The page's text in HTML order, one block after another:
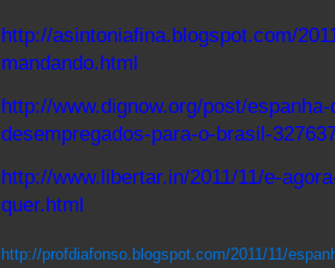
http://asintoniafina.blogspot.com/
mandando.html
http://www.dignow.org/post/
desempregados-para-o-brasil-
http://www.libertar.in/2011/11/e-
quer.html
http://profdiafonso.blogspot.com/2011/11/